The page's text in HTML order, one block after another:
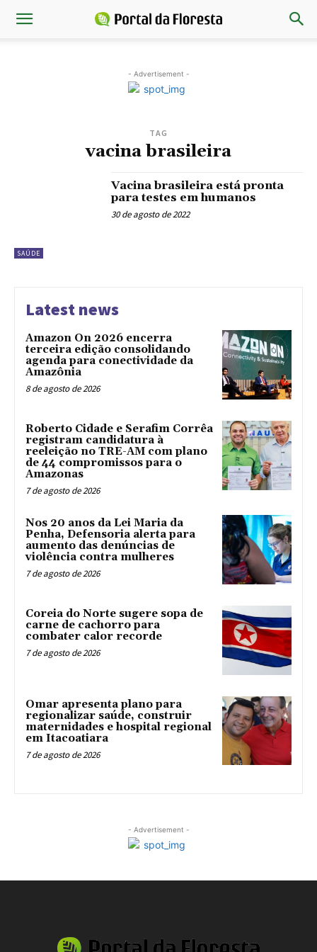
- Advertisement -
TAG
vacina brasileira
SAÚDE
Vacina brasileira está pronta
para testes em humanos
30 de agosto de 2022
Latest news
Amazon On 2026 encerra
terceira edição consolidando
agenda para conectividade da
Amazônia
8 de agosto de 2026
Roberto Cidade e Serafim Corrêa
registram candidatura à
reeleição no TRE-AM com plano
de 44 compromissos para o
Amazonas
7 de agosto de 2026
Nos 20 anos da Lei Maria da
Penha, Defensoria alerta para
aumento das denúncias de
violência contra mulheres
7 de agosto de 2026
Coreia do Norte sugere sopa de
carne de cachorro para
combater calor recorde
7 de agosto de 2026
Omar apresenta plano para
regionalizar saúde, construir
maternidades e hospital regional
em Itacoatiara
7 de agosto de 2026
- Advertisement -